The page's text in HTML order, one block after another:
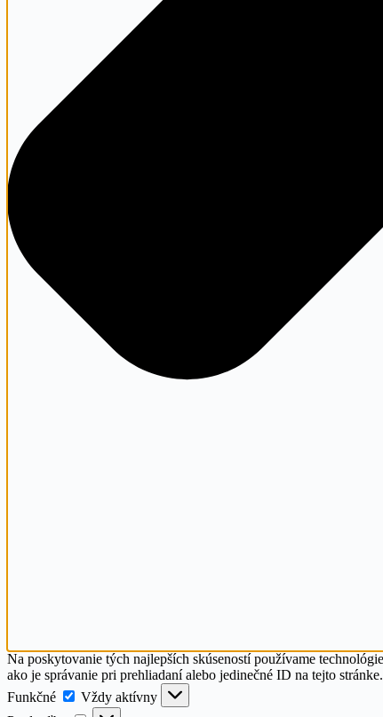
Na poskytovanie tých najlepších skúseností používame
ako je správanie pri prehliadaní alebo jedinečné ID na tejto
Funkčné
Funkčné
Vždy aktívny
Predvoľby